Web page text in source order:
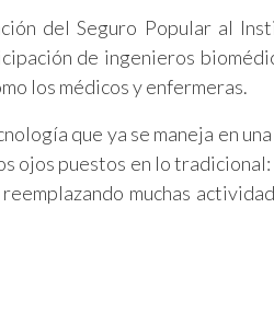
del Seguro Popular al
de ingenieros
los médicos y enfermeras.
que ya se maneja en
ojos puestos en lo
muchas